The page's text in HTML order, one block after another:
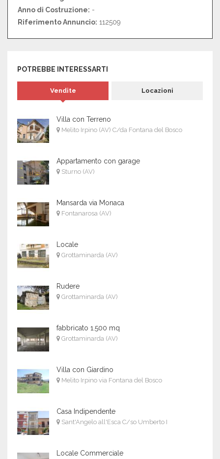
Anno di Costruzione: -
Riferimento Annuncio: 112509
POTREBBE INTERESSARTI
Vendite Locazioni
Villa con Terreno
Melito Irpino (AV) C/da Fontana del Bosco
Appartamento con garage
Sturno (AV)
Mansarda via Monaca
Fontanarosa (AV)
Locale
Grottaminarda (AV)
Rudere
Grottaminarda (AV)
fabbricato 1.500 mq
Grottaminarda (AV)
Villa con Giardino
Melito Irpino via Fontana del Bosco
Casa Indipendente
Sant'Angelo all'Esca C/so Umberto I
Locale Commerciale